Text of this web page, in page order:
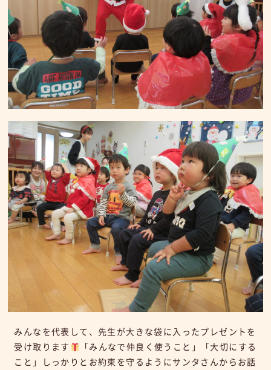
みんなを代表して、先生が大きな袋に入ったプレゼントを
受け取ります
「みんなで仲良く使うこと」「大切にする
こと」しっかりとお約束を守るようにサンタさんからお話